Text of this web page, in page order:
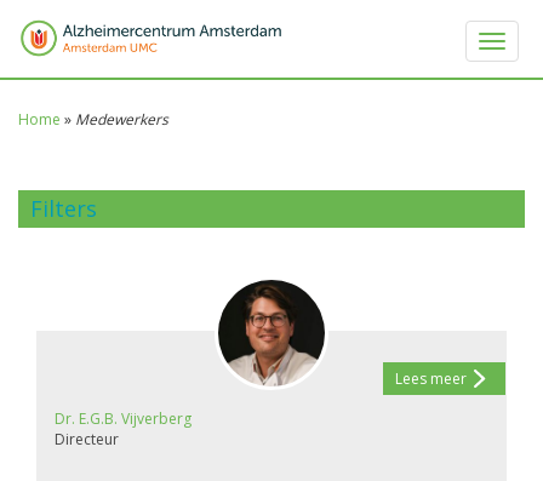
Toggle
Home » Medewerkers
Filters
Dr. E.G.B. Vijverberg
Directeur
Lees meer